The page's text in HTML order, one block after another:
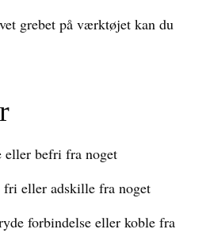
grebet på værktøjet kan du
eller befri fra noget
eller adskille fra noget
forbindelse eller koble fra